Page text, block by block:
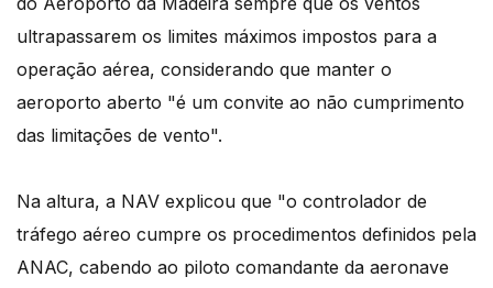
ultrapassarem os limites máximos impostos para a
operação aérea, considerando que manter o
aeroporto aberto "é um convite ao não cumprimento
das limitações de vento".
Na altura, a NAV explicou que "o controlador de
tráfego aéreo cumpre os procedimentos definidos pela
ANAC, cabendo ao piloto comandante da aeronave